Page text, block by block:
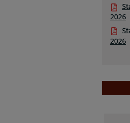
2026
2026